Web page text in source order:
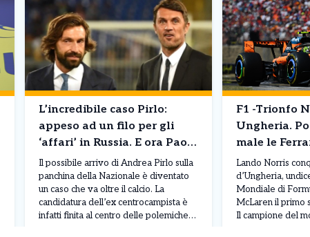
L’incredibile caso Pirlo:
appeso ad un filo per gli
‘affari’ in Russia. E ora Paolo
Maldini pensa all’addio
Il possibile arrivo di Andrea Pirlo sulla
panchina della Nazionale è diventato
un caso che va oltre il calcio. La
candidatura dell’ex centrocampista è
infatti finita al centro delle polemiche
F1 -Trionfo
Ungheria.
male le
Lando Norris
d’Ungheria,
Mondiale di
McLaren il primo
Il campione del